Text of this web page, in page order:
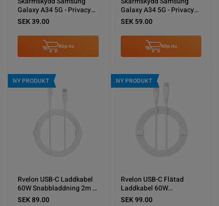
Galaxy A34 5G - Privacy
3D Härdat Glas (miljö)
SEK 39.00
Köp nu
Galaxy A34 5G - Privacy
3D Härdat Glas
SEK 59.00
Köp nu
NY PRODUKT
Rvelon USB-C Laddkabel
60W Snabbladdning 2m -
Vit
SEK 89.00
NY PRODUKT
Rvelon USB-C Flätad
Laddkabel 60W
Snabbladdning 2m - Vit
SEK 99.00